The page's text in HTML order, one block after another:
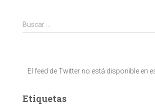
B
u
Buscar …
El feed de Twitter no está disponible en
Etiquetas